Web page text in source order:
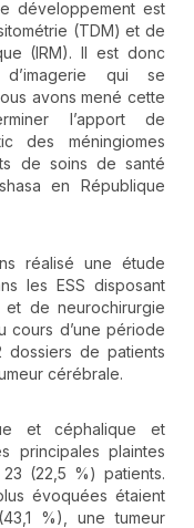
développement est
(TDM) et de
(IRM). Il est donc
qui se
avons mené cette
l’apport de
des méningiomes
de soins de santé
en République
réalisé une étude
les ESS disposant
et de neurochirurgie
cours d’une période
dossiers de patients
cérébrale.
et céphalique et
principales plaintes
(22,5 %) patients.
évoquées étaient
%), une tumeur